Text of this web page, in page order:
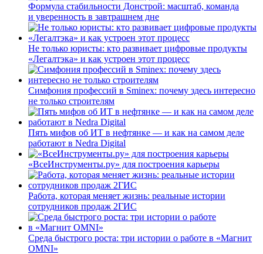
Формула стабильности Донстрой: масштаб, команда
и уверенность в завтрашнем дне
Не только юристы: кто развивает цифровые продукты
«Легалтэка» и как устроен этот процесс
Симфония профессий в Sminex: почему здесь интересно
не только строителям
Пять мифов об ИТ в нефтянке — и как на самом деле
работают в Nedra Digital
«ВсеИнструменты.ру» для построения карьеры
Работа, которая меняет жизнь: реальные истории
сотрудников продаж 2ГИС
Среда быстрого роста: три истории о работе в «Магнит
OMNI»